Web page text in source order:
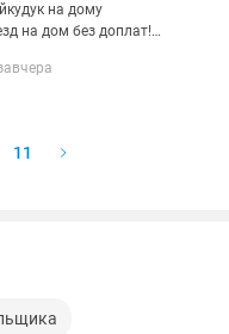
на дому
на дом без доплат!
11